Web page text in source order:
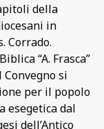
della
in
Corrado.
“A. Frasca”
Convegno si
per il popolo
esegetica dal
dell’Antico